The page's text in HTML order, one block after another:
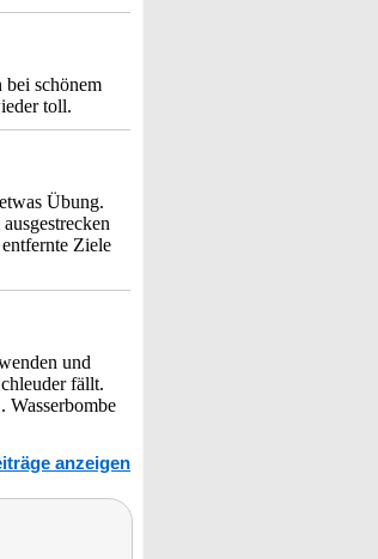
bei schönem
toll.
Übung.
Ziele
und
fällt.
anzeigen